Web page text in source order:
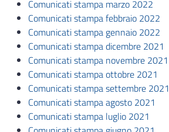
Comunicati stampa marzo 2022
Comunicati stampa febbraio 2022
Comunicati stampa gennaio 2022
Comunicati stampa dicembre 2021
Comunicati stampa novembre 2021
Comunicati stampa ottobre 2021
Comunicati stampa settembre 2021
Comunicati stampa agosto 2021
Comunicati stampa luglio 2021